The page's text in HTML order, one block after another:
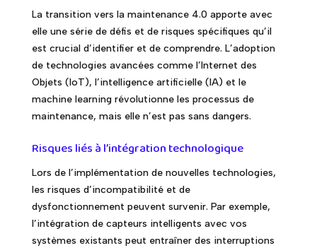
La transition vers la maintenance 4.0 apporte avec
elle une série de défis et de risques spécifiques qu’il
est crucial d’identifier et de comprendre. L’adoption
de technologies avancées comme l’Internet des
Objets (IoT), l’intelligence artificielle (IA) et le
machine learning révolutionne les processus de
maintenance, mais elle n’est pas sans dangers.
Risques liés à l’intégration technologique
Lors de l’implémentation de nouvelles technologies,
les risques d’incompatibilité et de
dysfonctionnement peuvent survenir. Par exemple,
l’intégration de capteurs intelligents avec vos
systèmes existants peut entraîner des interruptions